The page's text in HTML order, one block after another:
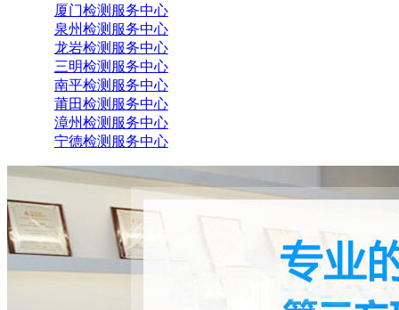
厦门检测服务中心
泉州检测服务中心
龙岩检测服务中心
三明检测服务中心
南平检测服务中心
莆田检测服务中心
漳州检测服务中心
宁德检测服务中心